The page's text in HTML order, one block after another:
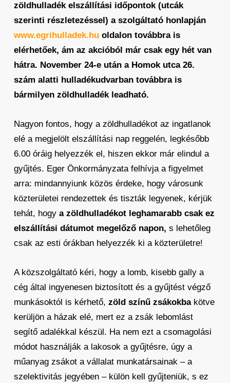
zöldhulladék elszállítási időpontok (utcák
szerinti részletezéssel) a szolgáltató honlapján
www.egrihulladek.huoldalon továbbra is
elérhetőek, ám az akcióból már csak egy hét van
hátra. November 24-e után a Homok utca 26.
szám alatti hulladékudvarban továbbra is
bármilyen zöldhulladék leadható.
Nagyon fontos, hogy a zöldhulladékot az ingatlanok
elé a megjelölt elszállítási nap reggelén, legkésőbb
6.00 óráig helyezzék el, hiszen ekkor már elindul a
gyűjtés. Eger Önkormányzata felhívja a figyelmet
arra: mindannyiunk közös érdeke, hogy városunk
közterületei rendezettek és tiszták legyenek, kérjük
tehát, hogy a zöldhulladékot leghamarabb csak ez
elszállítási dátumot megelőző napon, s lehetőleg
csak az esti órákban helyezzék ki a közterületre!
A közszolgáltató kéri, hogy a lomb, kisebb gally a
cég által ingyenesen biztosított és a gyűjtést végző
munkásoktól is kérhető, zöld színű zsákokbakötve
kerüljön a házak elé, mert ez a zsák lebomlást
segítő adalékkal készül. Ha nem ezt a csomagolási
módot használják a lakosok a gyűjtésre, úgy a
műanyag zsákot a vállalat munkatársainak – a
szelektivitás jegyében – külön kell gyűjteniük, s ez